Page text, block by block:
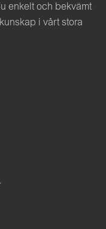
enkelt och bekvämt
i vårt stora